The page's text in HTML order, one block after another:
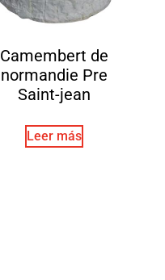
Camembert de
normandie Pre
Saint-jean
Leer más